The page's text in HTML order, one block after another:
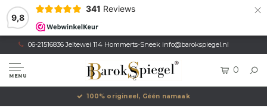
9,8
341 Reviews ×
06-21516836 Jeltewei 114 Hommerts-Sneek info@barokspiegel.nl
MENU
0
100% origineel, Géén namaak